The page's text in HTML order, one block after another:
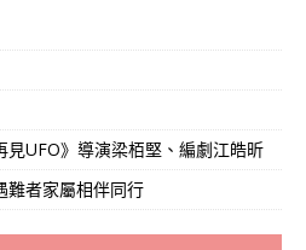
UFO》導演梁栢堅、編劇江皓昕
者家屬相伴同行